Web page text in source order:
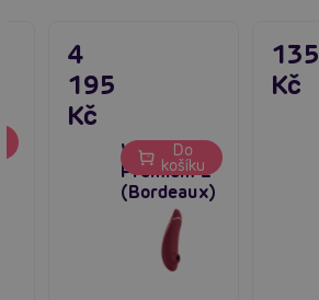
Womanizer
Premium 2
(Bordeaux)
4
195
Kč
Do
košíku
135
Kč